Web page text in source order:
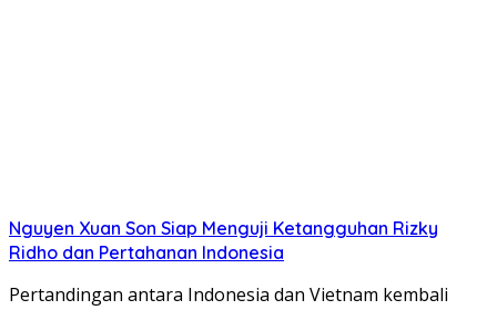
Nguyen Xuan Son Siap Menguji Ketangguhan Rizky
Ridho dan Pertahanan Indonesia
Pertandingan antara Indonesia dan Vietnam kembali